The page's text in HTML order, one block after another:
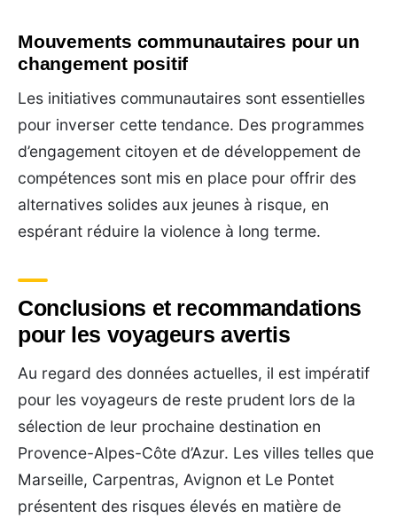
Mouvements communautaires pour un
changement positif
Les initiatives communautaires sont essentielles
pour inverser cette tendance. Des programmes
d’engagement citoyen et de développement de
compétences sont mis en place pour offrir des
alternatives solides aux jeunes à risque, en
espérant réduire la violence à long terme.
Conclusions et recommandations
pour les voyageurs avertis
Au regard des données actuelles, il est impératif
pour les voyageurs de reste prudent lors de la
sélection de leur prochaine destination en
Provence-Alpes-Côte d’Azur. Les villes telles que
Marseille, Carpentras, Avignon et Le Pontet
présentent des risques élevés en matière de